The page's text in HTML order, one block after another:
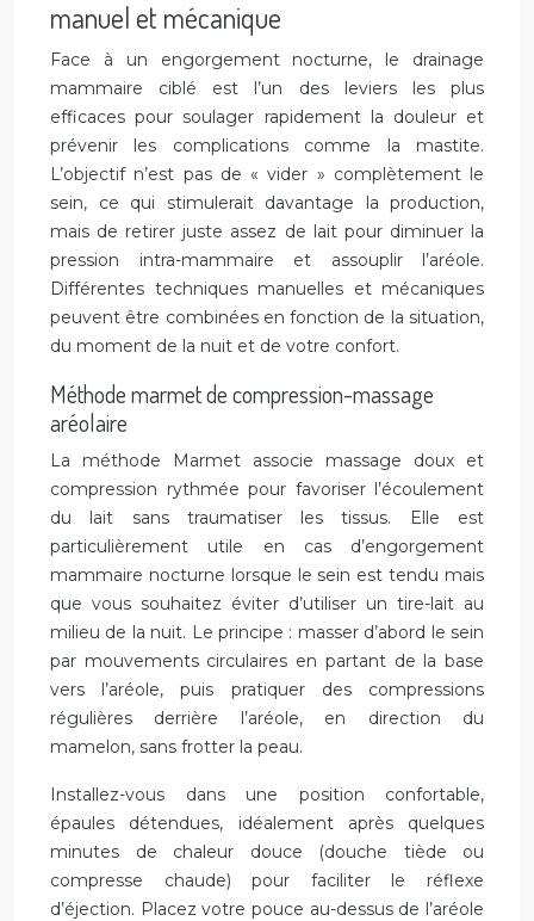
manuel et mécanique
Face à un engorgement nocturne, le drainage
mammaire ciblé est l’un des leviers les plus
efficaces pour soulager rapidement la douleur et
prévenir les complications comme la mastite.
L’objectif n’est pas de « vider » complètement le
sein, ce qui stimulerait davantage la production,
mais de retirer juste assez de lait pour diminuer la
pression intra-mammaire et assouplir l’aréole.
Différentes techniques manuelles et mécaniques
peuvent être combinées en fonction de la situation,
du moment de la nuit et de votre confort.
Méthode marmet de compression-massage
aréolaire
La méthode Marmet associe massage doux et
compression rythmée pour favoriser l’écoulement
du lait sans traumatiser les tissus. Elle est
particulièrement utile en cas d’engorgement
mammaire nocturne lorsque le sein est tendu mais
que vous souhaitez éviter d’utiliser un tire-lait au
milieu de la nuit. Le principe : masser d’abord le sein
par mouvements circulaires en partant de la base
vers l’aréole, puis pratiquer des compressions
régulières derrière l’aréole, en direction du
mamelon, sans frotter la peau.
Installez-vous dans une position confortable,
épaules détendues, idéalement après quelques
minutes de chaleur douce (douche tiède ou
compresse chaude) pour faciliter le réflexe
d’éjection. Placez votre pouce au-dessus de l’aréole